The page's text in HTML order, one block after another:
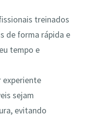
treinados
de forma rápida e
tempo e
experiente
sejam
evitando